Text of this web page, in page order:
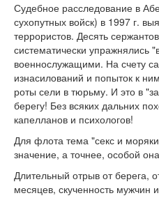
Судебное расследование в
сухопутных войск) в 1997 г.
террористов. Десять
систематически
военнослужащими. На счету
изнасилований и попыток к
роты сели в тюрьму. И это в
берегу! Без всяких дальних
капелланов и психологов!
Для флота тема "секс и
значение, а точнее, особой
Длительный отрыв от берега,
месяцев, скученность мужчин